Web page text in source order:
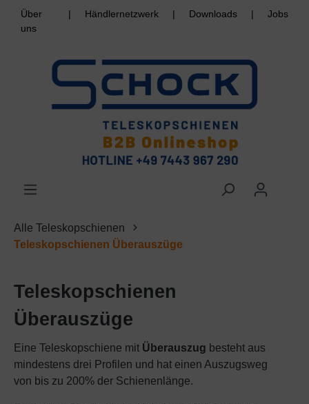
Über
uns
| Händlernetzwerk | Downloads | Jobs
Alle Teleskopschienen
Teleskopschienen Überauszüge
Teleskopschienen
Überauszüge
Eine Teleskopschiene mit Überauszug besteht aus
mindestens drei Profilen und hat einen Auszugsweg
von bis zu 200% der Schienenlänge.